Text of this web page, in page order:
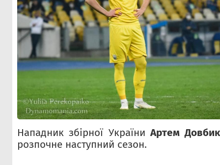
Нападник збірної УкраїниАртем Довбик
розпочне наступний сезон.